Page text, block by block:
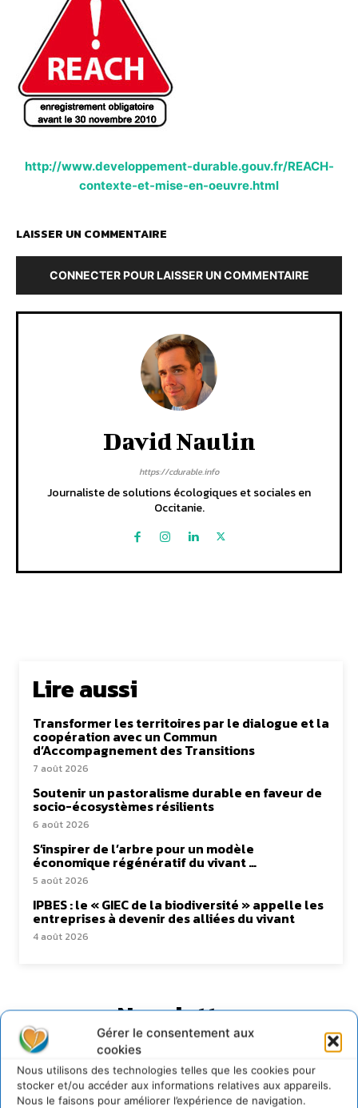
Gérer le consentement aux
cookies
Nous utilisons des technologies telles que les cookies pour
stocker et/ou accéder aux informations relatives aux appareils.
Nous le faisons pour améliorer l’expérience de navigation.
http://www.developpement-durable.gouv.fr/REACH-
contexte-et-mise-en-oeuvre.html
LAISSER UN COMMENTAIRE
CONNECTER POUR LAISSER UN COMMENTAIRE
David Naulin
https://cdurable.info
Journaliste de solutions écologiques et sociales en
Occitanie.
Lire aussi
Transformer les territoires par le dialogue et la
coopération avec un Commun
d’Accompagnement des Transitions
7 août 2026
Soutenir un pastoralisme durable en faveur de
socio-écosystèmes résilients
6 août 2026
S’inspirer de l’arbre pour un modèle
économique régénératif du vivant …
5 août 2026
IPBES : le « GIEC de la biodiversité » appelle les
entreprises à devenir des alliées du vivant
4 août 2026
Newsletter